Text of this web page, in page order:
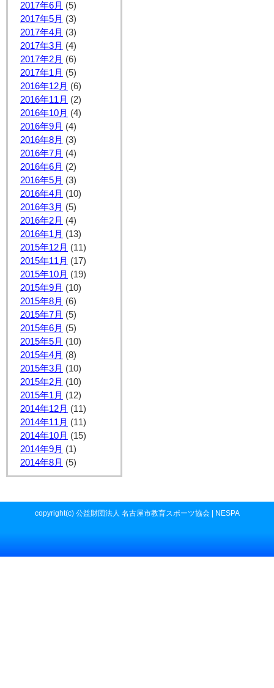
2017年6月 (5)
2017年5月 (3)
2017年4月 (3)
2017年3月 (4)
2017年2月 (6)
2017年1月 (5)
2016年12月 (6)
2016年11月 (2)
2016年10月 (4)
2016年9月 (4)
2016年8月 (3)
2016年7月 (4)
2016年6月 (2)
2016年5月 (3)
2016年4月 (10)
2016年3月 (5)
2016年2月 (4)
2016年1月 (13)
2015年12月 (11)
2015年11月 (17)
2015年10月 (19)
2015年9月 (10)
2015年8月 (6)
2015年7月 (5)
2015年6月 (5)
2015年5月 (10)
2015年4月 (8)
2015年3月 (10)
2015年2月 (10)
2015年1月 (12)
2014年12月 (11)
2014年11月 (11)
2014年10月 (15)
2014年9月 (1)
2014年8月 (5)
copyright(c) 公益財団法人 名古屋市教育スポーツ協会 | NESPA